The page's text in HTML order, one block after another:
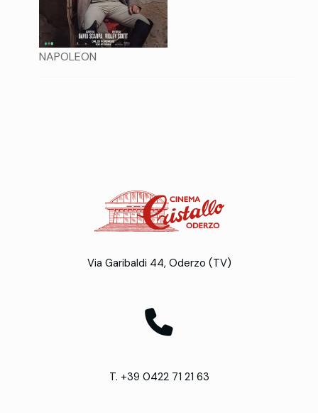
NAPOLEON
Via Garibaldi 44, Oderzo (TV)
T. +39 0422 71 21 63